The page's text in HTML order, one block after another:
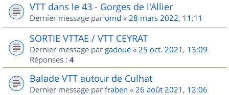
VTT dans le 43 - Gorges de l'Allier
Dernier message par omd « 28 mars 2022, 11:11
SORTIE VTTAE / VTT CEYRAT
Dernier message par gadoue « 25 oct. 2021, 13:09
Réponses : 4
Balade VTT autour de Culhat
Dernier message par fraben « 26 août 2021, 12:06